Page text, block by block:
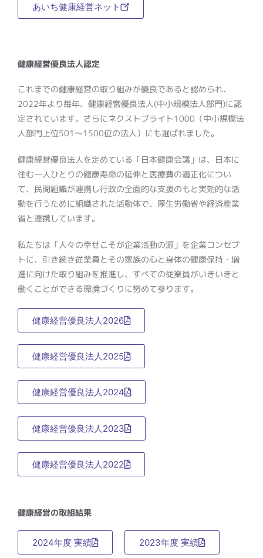
あいち健康経営ネット
健康経営優良法人認定
これまでの健康経営の取り組みが優良であると認められ、
2022年より毎年、健康経営優良法人(中小規模法人部門)に認
定されています。さらにネクストブライト1000（中小規模法
人部門上位501～1500位の法人）にも選ばれました。
健康経営優良法人を定めている「日本健康会議」は、日本に
住む一人ひとりの健康寿命の延伸と医療費の適正化につい
て、民間組織が連携し行政の全面的な支援のもと実効的な活
動を行うために組織された活動体で、厚生労働省や経済産業
省と連携しています。
私たちは「人々の幸せこそが企業活動の源」を企業コンセプ
トに、引き続き従業員とその家族の心と身体の健康保持・増
進に向けた取り組みを推進し、すべての従業員がいきいきと
働くことができる環境づくりに努めて参ります。
健康経営優良法人2026
健康経営優良法人2025
健康経営優良法人2024
健康経営優良法人2023
健康経営優良法人2022
健康経営の取組結果
2024年度 実績 2023年度 実績